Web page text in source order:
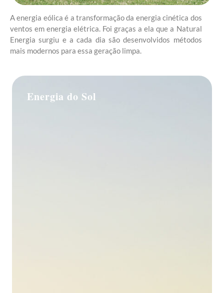
A energia eólica é a transformação da energia cinética dos
ventos em energia elétrica. Foi graças a ela que a Natural
Energia surgiu e a cada dia são desenvolvidos métodos
mais modernos para essa geração limpa.
Energia do Sol